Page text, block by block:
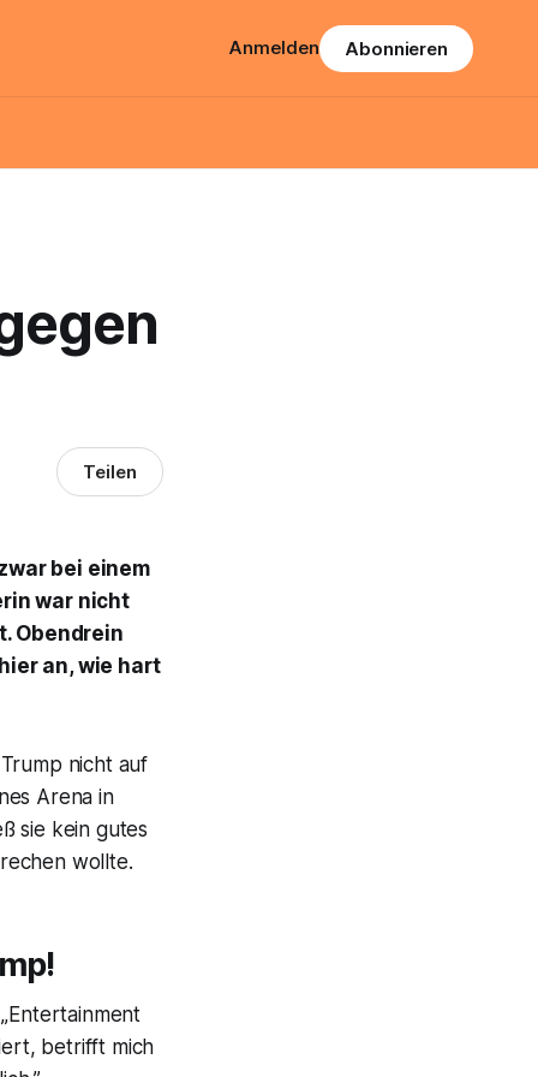
Anmelden Abonnieren
Teilen
bei einem
war nicht
Obendrein
an, wie hart
nicht auf
Arena in
sie kein gutes
wollte.
betrifft mich